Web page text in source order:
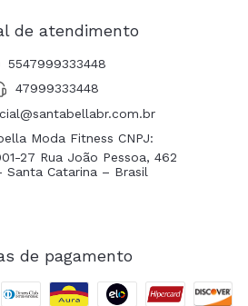
de atendimento
5547999333448
47999333448
Moda Fitness CNPJ:
27 Rua João Pessoa, 462
Santa Catarina – Brasil
de pagamento